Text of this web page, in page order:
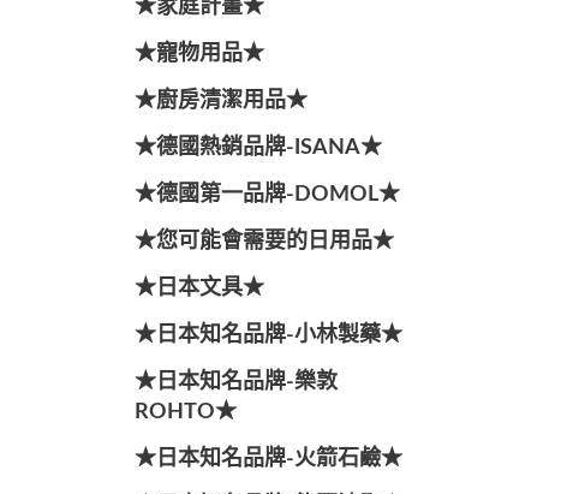
★家庭計畫★
★寵物用品★
★廚房清潔用品★
★德國熱銷品牌-ISANA★
★德國第一品牌-DOMOL★
★您可能會需要的日用品★
★日本文具★
★日本知名品牌-小林製藥★
★日本知名品牌-樂敦
ROHTO★
★日本知名品牌-火箭石鹼★